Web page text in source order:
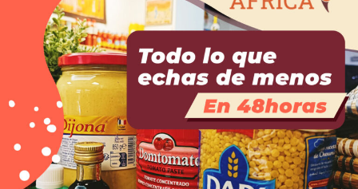
Productos relacionados